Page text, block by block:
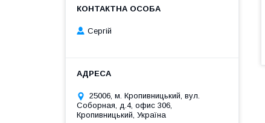
Сергій
25006, м. Кропивницький, вул.
Соборная, д.4, офис 306,
Кропивницький, Україна